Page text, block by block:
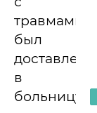
травмами
был
доставлен
в
больницу.